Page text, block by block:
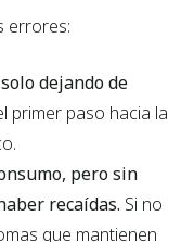
errores:
dejando de
primer paso hacia la
pero sin
recaídas. Si no
que mantienen